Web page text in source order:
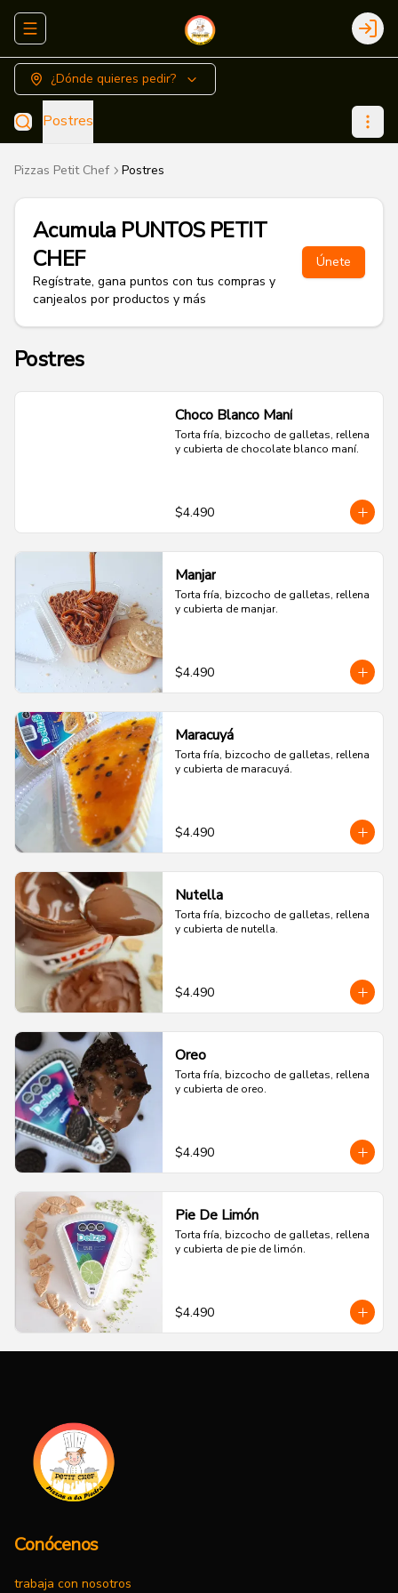
Abrir menu de navegación Login
¿Dónde quieres pedir?
Postres
Pizzas Petit Chef Postres
Acumula PUNTOS PETIT
CHEF
Regístrate, gana puntos con tus compras y
canjealos por productos y más
Únete
Postres
Choco Blanco Maní
Torta fría, bizcocho de galletas, rellena
y cubierta de chocolate blanco maní.
$4.490
Manjar
Torta fría, bizcocho de galletas, rellena
y cubierta de manjar.
$4.490
Maracuyá
Torta fría, bizcocho de galletas, rellena
y cubierta de maracuyá.
$4.490
Nutella
Torta fría, bizcocho de galletas, rellena
y cubierta de nutella.
$4.490
Oreo
Torta fría, bizcocho de galletas, rellena
y cubierta de oreo.
$4.490
Pie De Limón
Torta fría, bizcocho de galletas, rellena
y cubierta de pie de limón.
$4.490
Conócenos
trabaja con nosotros